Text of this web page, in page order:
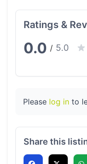
Ratings &
0.0 / 5.0
Please log in to
Share this